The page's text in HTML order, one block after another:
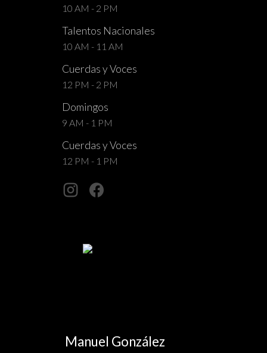
10 AM - 2 PM
Talentos Nacionales
10 AM - 11 AM
Cuerdas y Voces
12 PM - 2 PM
Domingos
9 AM - 1 PM
Cuerdas y Voces
12 PM - 1 PM
Manuel González